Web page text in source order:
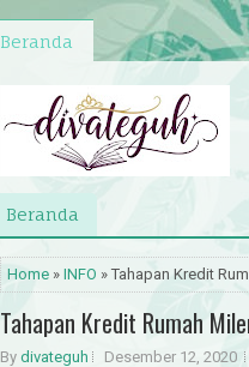
Beranda
Beranda
Home » INFO » Tahapan Kredit
Tahapan Kredit Rumah
By divateguh Desember 12, 2020